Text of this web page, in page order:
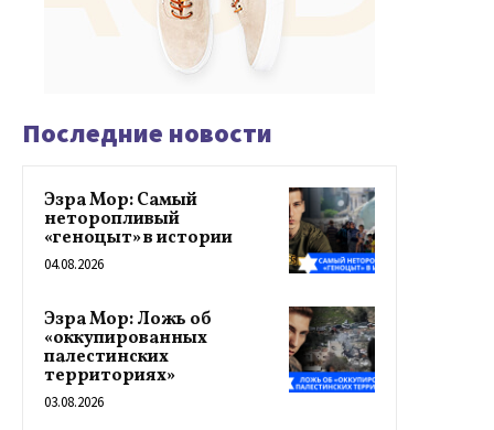
Последние новости
Эзра Мор: Самый
неторопливый
«геноцыт» в истории
04.08.2026
Эзра Мор: Ложь об
«оккупированных
палестинских
территориях»
03.08.2026